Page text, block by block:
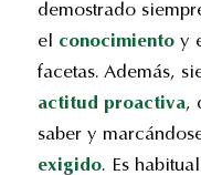
demostrado
el conocimientoy
facetas. Además,
actitud proactiva,
saber y
exigido. Es